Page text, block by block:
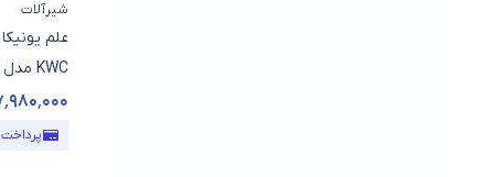
شیرآلات
علم
KWC مدل اوتانا
قیمت